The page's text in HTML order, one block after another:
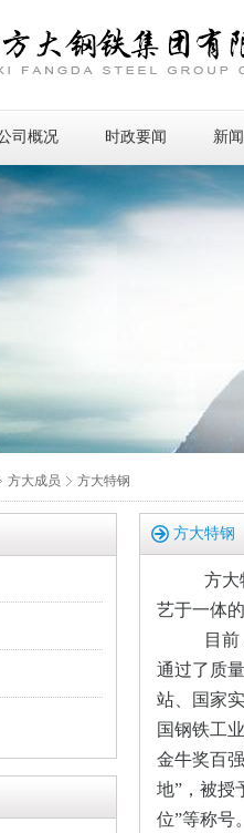
司概况 时政要闻 新
方大成员 方大特钢
方大特钢
方大
艺于一体
目
通过了质
站、国家
国钢铁工
金牛奖百
地”，被授
位”等称号。